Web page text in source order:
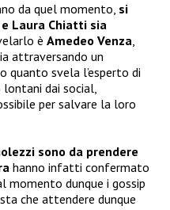
da quel momento, si
Laura Chiatti sia
è Amedeo Venza,
attraversando un
quanto svela l’esperto di
dai social,
per salvare la loro
sono da prendere
hanno infatti confermato
dunque i gossip
che attendere dunque